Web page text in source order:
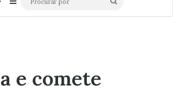
por
e comete